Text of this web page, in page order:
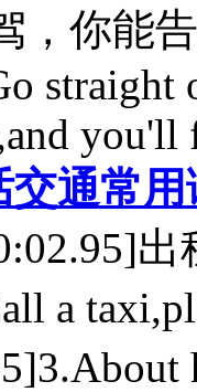
，你能
straight
通常用
a